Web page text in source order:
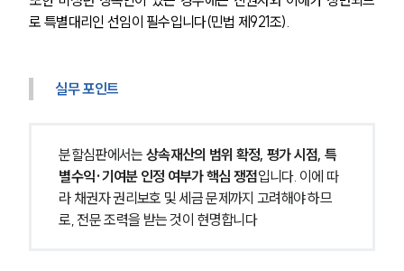
로 특별대리인 선임이 필수입니다(민법 제921조).
실무 포인트
분할심판에서는 상속재산의 범위 확정, 평가 시점, 특
별수익·기여분 인정 여부가 핵심 쟁점입니다. 이에 따
라 채권자 권리보호 및 세금 문제까지 고려해야 하므
로, 전문 조력을 받는 것이 현명합니다